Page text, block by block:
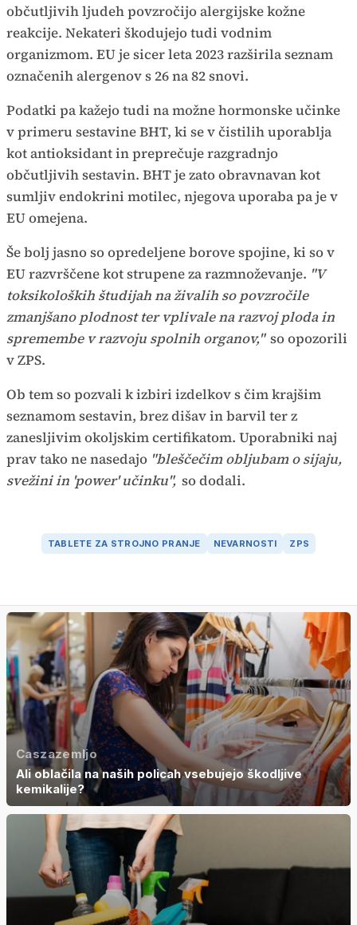
občutljivih ljudeh povzročijo alergijske kožne
reakcije. Nekateri škodujejo tudi vodnim
organizmom. EU je sicer leta 2023 razširila seznam
označenih alergenov s 26 na 82 snovi.
Podatki pa kažejo tudi na možne hormonske učinke
v primeru sestavine BHT, ki se v čistilih uporablja
kot antioksidant in preprečuje razgradnjo
občutljivih sestavin. BHT je zato obravnavan kot
sumljiv endokrini motilec, njegova uporaba pa je v
EU omejena.
Še bolj jasno so opredeljene borove spojine, ki so v
EU razvrščene kot strupene za razmnoževanje. "V
toksikoloških študijah na živalih so povzročile
zmanjšano plodnost ter vplivale na razvoj ploda in
spremembe v razvoju spolnih organov," so opozorili
v ZPS.
Ob tem so pozvali k izbiri izdelkov s čim krajšim
seznamom sestavin, brez dišav in barvil ter z
zanesljivim okoljskim certifikatom. Uporabniki naj
prav tako ne nasedajo "bleščečim obljubam o sijaju,
svežini in 'power' učinku", so dodali.
TABLETE ZA STROJNO PRANJE NEVARNOSTI ZPS
Caszazemljo
Ali oblačila na naših policah vsebujejo škodljive
kemikalije?